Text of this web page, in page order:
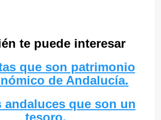
te puede interesar
que son patrimonio
de Andalucía.
andaluces que son un
tesoro.